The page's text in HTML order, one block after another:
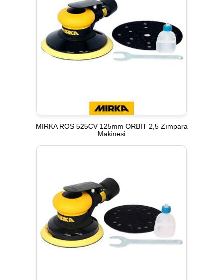
MIRKA ROS 525CV 125mm ORBIT 2,5 Zımpara
Makinesi